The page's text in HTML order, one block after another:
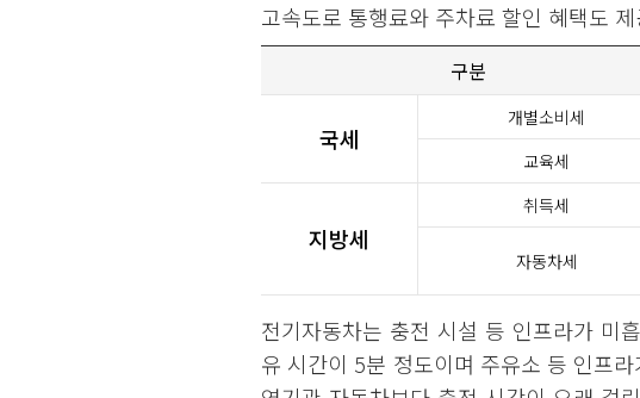
고속도로 통행료와 주차료 할인 혜택도
구분
국세
개별소비세
교육세
지방세
취득세
자동차세
전기자동차는 충전 시설 등 인프라가 미
유 시간이 5분 정도이며 주유소 등 인프